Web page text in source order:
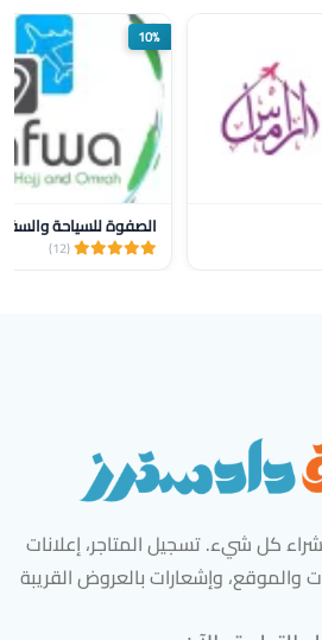
10%
الصفوة للسياحة
(12)
كل شيء. تسجيل المتاجر، إعلانات
والموقع، وإشعارات بالعروض القريبة